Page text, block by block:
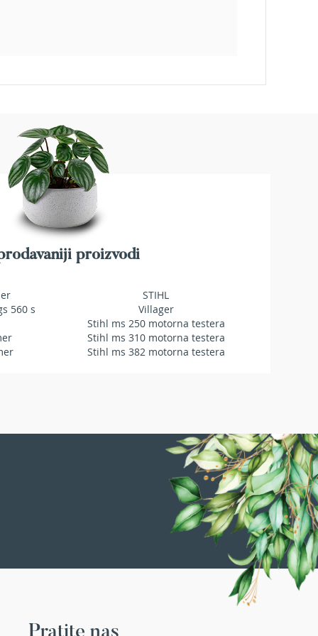
proizvodi
560 s
STIHL
Villager
Stihl ms 250 motorna testera
Stihl ms 310 motorna testera
Stihl ms 382 motorna testera